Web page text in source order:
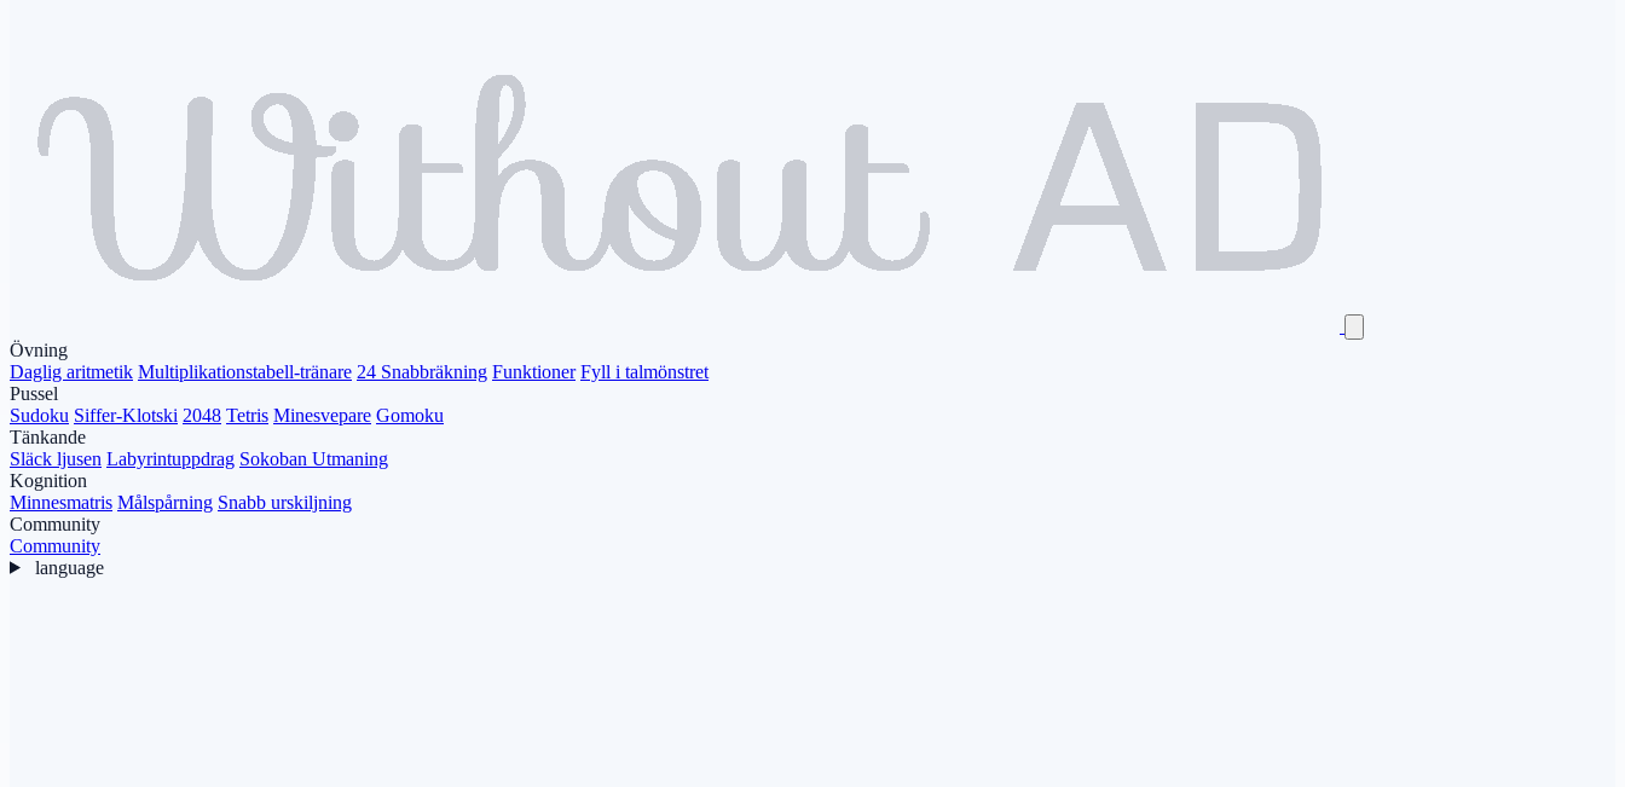
Övning
Daglig aritmetik Multiplikationstabell-tränare 24 Snabbräkning Funktioner Fyll i talmönstret
Pussel
Sudoku Siffer-Klotski 2048 Tetris Minesvepare Gomoku
Tänkande
Släck ljusen Labyrintuppdrag Sokoban Utmaning
Kognition
Minnesmatris Målspårning Snabb urskiljning
Community
Community
language